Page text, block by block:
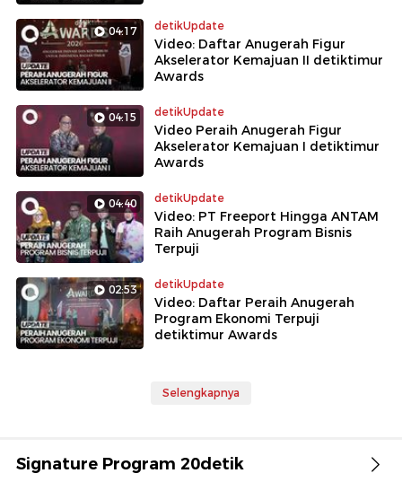
04:17 detikUpdate
Video: Daftar Anugerah Figur
Akselerator Kemajuan II detiktimur
Awards
04:15 detikUpdate
Video Peraih Anugerah Figur
Akselerator Kemajuan I detiktimur
Awards
04:40 detikUpdate
Video: PT Freeport Hingga ANTAM
Raih Anugerah Program Bisnis
Terpuji
02:53 detikUpdate
Video: Daftar Peraih Anugerah
Program Ekonomi Terpuji
detiktimur Awards
Selengkapnya
Signature Program 20detik